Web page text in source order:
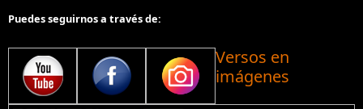
Puedes seguirnos a través de:
Versos en
imágenes